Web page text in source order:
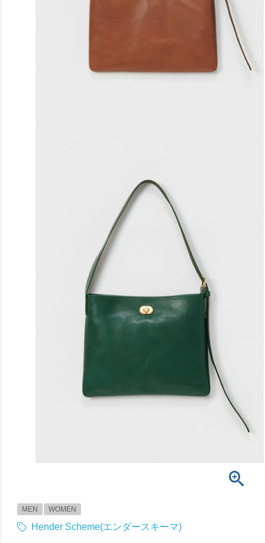
MEN WOMEN
Hender Scheme(エンダースキーマ)